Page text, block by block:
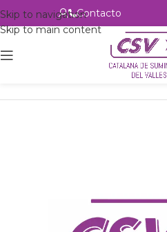
Skip to navigation
Skip to main content
Contacto
csvalles